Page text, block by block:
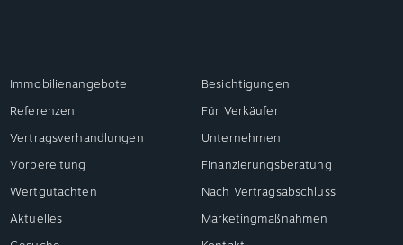
Immobilienangebote
Besichtigungen
Referenzen
Für Verkäufer
Vertragsverhandlungen
Unternehmen
Vorbereitung
Finanzierungsberatung
Wertgutachten
Nach Vertragsabschluss
Aktuelles
Marketingmaßnahmen